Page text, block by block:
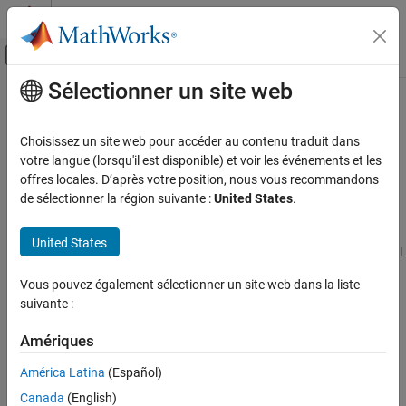
Passer au contenu
Activer/désactiver l'affichage du menu
Accueil de la documentation
Simscape
Bibliothèques de blocs Foundation
Bibliothèque Electrical Sources
SUR CETTE PAGE
Exemples
Historique des versions
Contenu principal
Controlled Voltage Source
Source de tension idéale commandée par un signal d'entrée
développer tous les éléments de la page
Bibliothèques :
Simscape / Foundation Library / Electrical / Electrical
tension idéale dont la puissance suffit à maintenir la tension
spécifiée au niveau de toutes ses bornes, quel que soit le courant
Sélectionner un site web
Choisissez un site web pour accéder au contenu traduit dans
votre langue (lorsqu'il est disponible) et voir les événements et les
offres locales. D’après votre position, nous vous recommandons
de sélectionner la région suivante :United States.
United States
Vous pouvez également sélectionner un site web dans la liste
suivante :
Amériques
América Latina (Español)
Canada (English)